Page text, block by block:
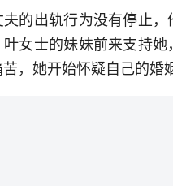
的出轨行为没有停止
女士的妹妹前来支持
，她开始怀疑自己的婚